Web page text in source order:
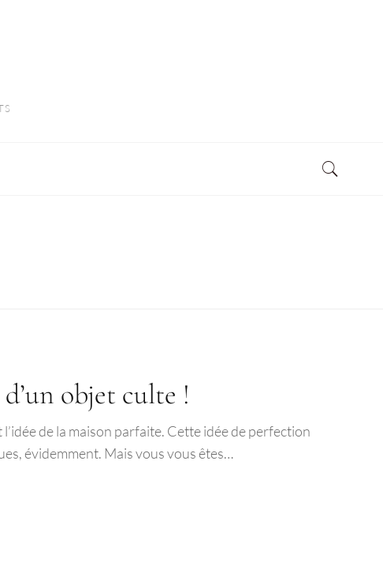
objet culte !
de la maison parfaite. Cette idée de perfection
évidemment. Mais vous vous êtes…